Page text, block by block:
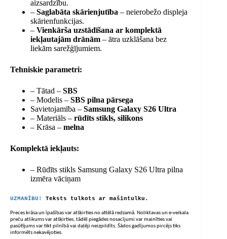
aizsardzību.
– Saglabāta skārienjutība – neierobežo displeja
skārienfunkcijas.
– Vienkārša uzstādīšana ar komplektā
iekļautajām drānām – ātra uzklāšana bez
liekām sarežģījumiem.
Tehniskie parametri:
– Tātad – SBS
– Modelis – SBS pilna pārsega
Savietojamība – Samsung Galaxy S26 Ultra
– Materiāls – rūdīts stikls, silikons
– Krāsa – melna
Komplektā iekļauts:
– Rūdīts stikls Samsung Galaxy S26 Ultra pilna
izmēra vāciņam
UZMANĪBU! Teksts tulkots ar mašīntulku.
Preces krāsa un īpašības var atšķirties no attēlā redzamā. Noliktavas un e-veikala
preču atlikums var atšķirties, tādēļ piegādes nosacījumi var mainīties vai
pasūtījums var tikt pilnībā vai daļēji neizpildīts. Šādos gadījumos pircējs tiks
informēts nekavējoties.